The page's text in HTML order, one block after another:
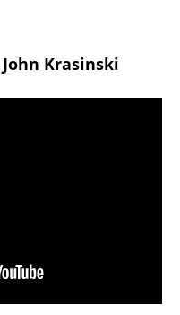
John Krasinski